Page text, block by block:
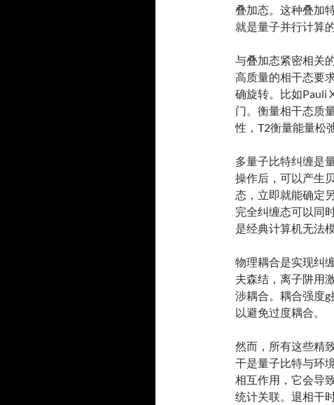
叠加态。这种叠加
就是量子并行计算
与叠加态紧密相关
高质量的相干态要
确旋转。比如Pauli
门。衡量相干态质
性，T2衡量能量松
多量子比特纠缠是
操作后，可以产生
态，立即就能确定
完全纠缠态可以同
是经典计算机无法
物理耦合是实现纠
夫森结，离子阱用
涉耦合。耦合强度g
以避免过度耦合。
然而，所有这些精
干是量子比特与环
相互作用，它会导
统计关联。退相干